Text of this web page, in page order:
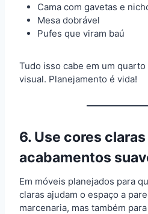
Cama com gavetas e
Mesa dobrável
Pufes que viram baú
Tudo isso cabe em um
visual. Planejamento é vida!
6. Use cores claras
acabamentos
Em móveis planejados para
claras ajudam o espaço a
marcenaria, mas também